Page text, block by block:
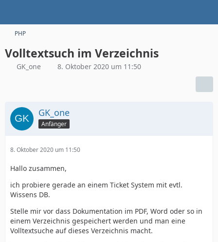
PHP
Volltextsuch im Verzeichnis
GK_one 8. Oktober 2020 um 11:50
GK_one
Anfänger
8. Oktober 2020 um 11:50
Hallo zusammen,
ich probiere gerade an einem Ticket System mit evtl.
Wissens DB.
Stelle mir vor dass Dokumentation im PDF, Word oder so in
einem Verzeichnis gespeichert werden und man eine
Volltextsuche auf dieses Verzeichnis macht.